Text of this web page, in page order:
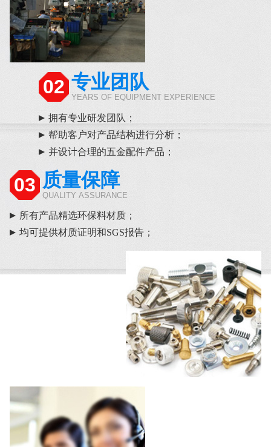
02 专业团队
YEARS OF EQUIPMENT EXPERIENCE
拥有专业研发团队；
帮助客户对产品结构进行分析；
并设计合理的五金配件产品；
03 质量保障
QUALITY ASSURANCE
所有产品精选环保料材质；
均可提供材质证明和SGS报告；